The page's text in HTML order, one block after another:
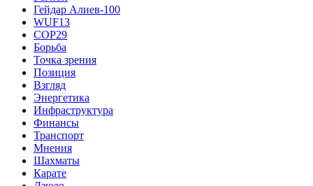
Гейдар Алиев-100
WUF13
COP29
Борьба
Точка зрения
Позиция
Взгляд
Энергетика
Инфраструктура
Финансы
Транспорт
Мнения
Шахматы
Карате